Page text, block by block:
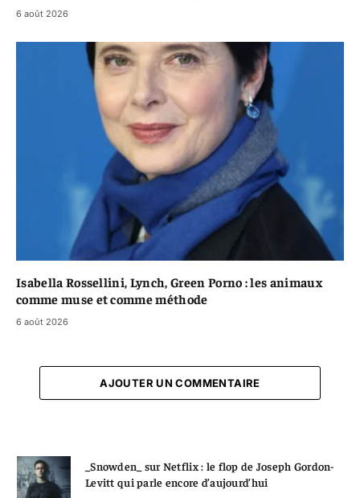
6 août 2026
Isabella Rossellini, Lynch, Green Porno : les animaux
comme muse et comme méthode
6 août 2026
AJOUTER UN COMMENTAIRE
_Snowden_ sur Netflix : le flop de Joseph Gordon-
Levitt qui parle encore d’aujourd’hui